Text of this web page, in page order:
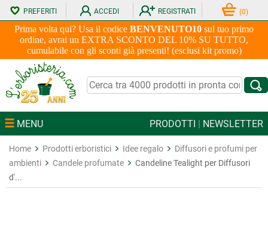
Prima volta qui? Usa il codice BENVENUTO10 sul tuo primo
ordine, avrai un EXTRA SCONTO DEL 10% SU TUTTO,
cumulabile con gli sconti già presenti! (esclusi kit promo)
PREFERITI ACCEDI REGISTRATI (0)
MENU PRODOTTI | NEWSLETTER
Home Prodotti erboristici Idee regalo
Diffusori e profumi per
ambienti
Candele profumate
Candeline Tealight per Diffusori
d'...